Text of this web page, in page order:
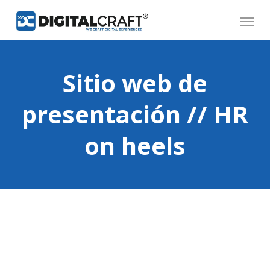
Menu
Sitio web de
presentación // HR
on heels